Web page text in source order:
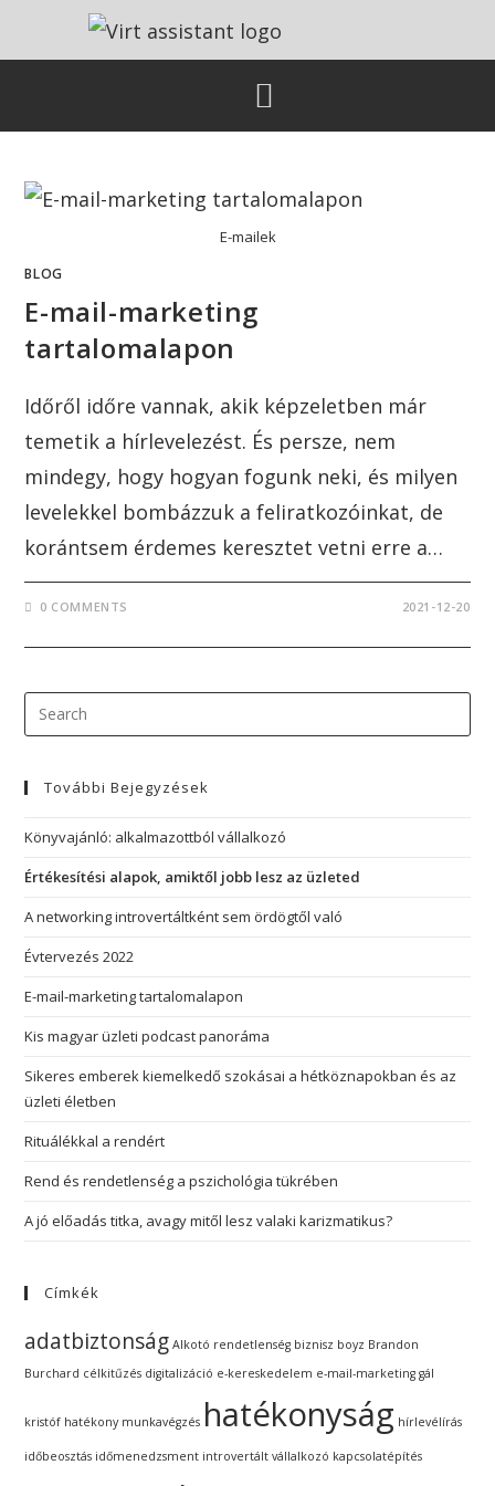
E-mailek
BLOG
E-mail-marketing
tartalomalapon
Időről időre vannak, akik képzeletben már
temetik a hírlevelezést. És persze, nem
mindegy, hogy hogyan fogunk neki, és milyen
levelekkel bombázzuk a feliratkozóinkat, de
korántsem érdemes keresztet vetni erre a…
0 COMMENTS 2021-12-20
További Bejegyzések
Könyvajánló: alkalmazottból vállalkozó
Értékesítési alapok, amiktől jobb lesz az üzleted
A networking introvertáltként sem ördögtől való
Évtervezés 2022
E-mail-marketing tartalomalapon
Kis magyar üzleti podcast panoráma
Sikeres emberek kiemelkedő szokásai a hétköznapokban és az
üzleti életben
Rituálékkal a rendért
Rend és rendetlenség a pszichológia tükrében
A jó előadás titka, avagy mitől lesz valaki karizmatikus?
Címkék
adatbiztonság Alkotó rendetlenség biznisz boyz Brandon
Burchard célkitűzés digitalizáció e-kereskedelem e-mail-marketing gál
kristóf hatékony munkavégzés hatékonyság hírlevélírás
időbeosztás időmenedzsment introvertált vállalkozó kapcsolatépítés